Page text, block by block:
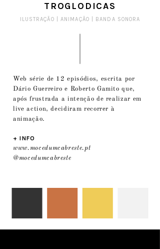
TROGLODICAS
ILUSTRAÇÃO | ANIMAÇÃO | BANDA SONORA
Web série de 12 episódios, escrita por
Dário Guerreiro e Roberto Gamito que,
após frustrada a intenção de realizar em
live action, decidiram recorrer à
animação.
+ INFO
www.mocedumcabreste.pt
@mocedumcabreste